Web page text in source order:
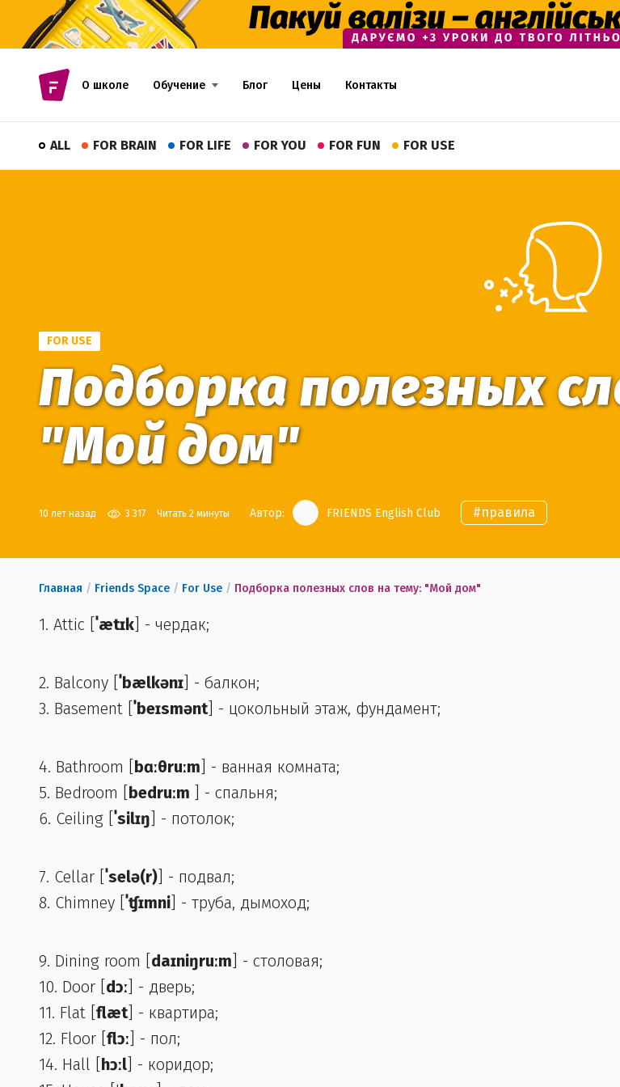
О школе Обучение Блог Цены Контакты
ALL FOR BRAIN FOR LIFE FOR YOU FOR FUN FOR USE
FOR USE
Подборка полезных
"Мой дом"
10 лет назад 3 317 Читать 2 минуты Автор: FRIENDS English Club #правила
Главная / Friends Space / For Use / Подборка полезных слов на тему: "Мой дом"
1. Attic [ ˈætɪk ] - чердак;
2. Balcony [ ˈbælkənɪ ] - балкон;
3. Basement [ ˈbeɪsmənt] - цокольный этаж, фундамент;
4. Bathroom [ bɑːθruːm ] - ванная комната;
5. Bedroom [ bedruːm
] - спальня;
6. Ceiling [ ˈsilɪŋ ] - потолок;
7. Cellar [ ˈselə(r) ] - подвал;
8. Chimney [ ˈʧɪmni ] - труба, дымоход;
9. Dining room [ daɪniŋruːm ] - столовая;
10. Door [ dɔː ] - дверь;
11. Flat [ flæt] - квартира;
12. Floor [ flɔː ] - пол;
14. Hall [ hɔːl ] - коридор;